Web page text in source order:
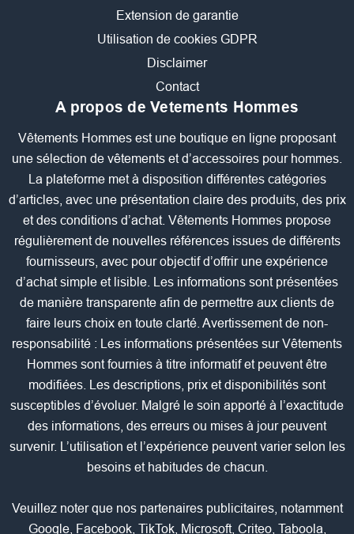
Extension de garantie
Utilisation de cookies GDPR
Disclaimer
Contact
A propos de Vetements Hommes
Vêtements Hommes est une boutique en ligne proposant
une sélection de vêtements et d’accessoires pour hommes.
La plateforme met à disposition différentes catégories
d’articles, avec une présentation claire des produits, des prix
et des conditions d’achat. Vêtements Hommes propose
régulièrement de nouvelles références issues de différents
fournisseurs, avec pour objectif d’offrir une expérience
d’achat simple et lisible. Les informations sont présentées
de manière transparente afin de permettre aux clients de
faire leurs choix en toute clarté. Avertissement de non-
responsabilité : Les informations présentées sur Vêtements
Hommes sont fournies à titre informatif et peuvent être
modifiées. Les descriptions, prix et disponibilités sont
susceptibles d’évoluer. Malgré le soin apporté à l’exactitude
des informations, des erreurs ou mises à jour peuvent
survenir. L’utilisation et l’expérience peuvent varier selon les
besoins et habitudes de chacun.
Veuillez noter que nos partenaires publicitaires, notamment
Google, Facebook, TikTok, Microsoft, Criteo, Taboola,